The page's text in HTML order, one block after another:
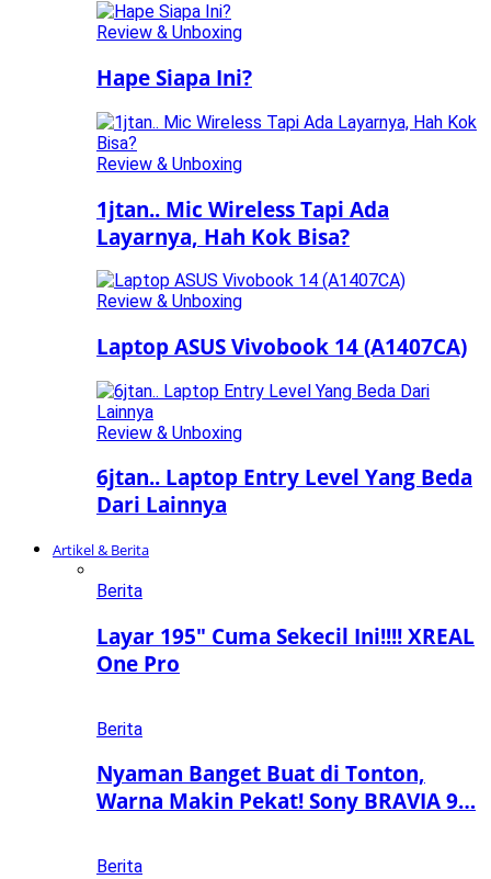
Review & Unboxing
Hape Siapa Ini?
Review & Unboxing
1jtan.. Mic Wireless Tapi Ada
Layarnya, Hah Kok Bisa?
Review & Unboxing
Laptop ASUS Vivobook 14 (A1407CA)
Review & Unboxing
6jtan.. Laptop Entry Level Yang Beda
Dari Lainnya
Artikel & Berita
Berita
Layar 195″ Cuma Sekecil Ini!!!! XREAL
One Pro
Berita
Nyaman Banget Buat di Tonton,
Warna Makin Pekat! Sony BRAVIA 9…
Berita